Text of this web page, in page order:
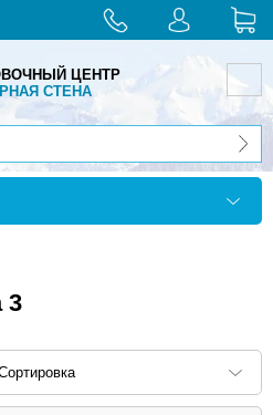
ЦЕНТР
СТЕНА
3
по: наименованию (